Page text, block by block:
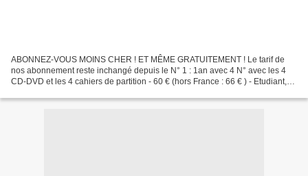
ABONNEZ-VOUS MOINS CHER ! ET MÊME GRATUITEMENT ! Le tarif de
nos abonnement reste inchangé depuis le N° 1 : 1an avec 4 N° avec les 4
CD-DVD et les 4 cahiers de partition - 60 € (hors France : 66 € ) - Etudiant,